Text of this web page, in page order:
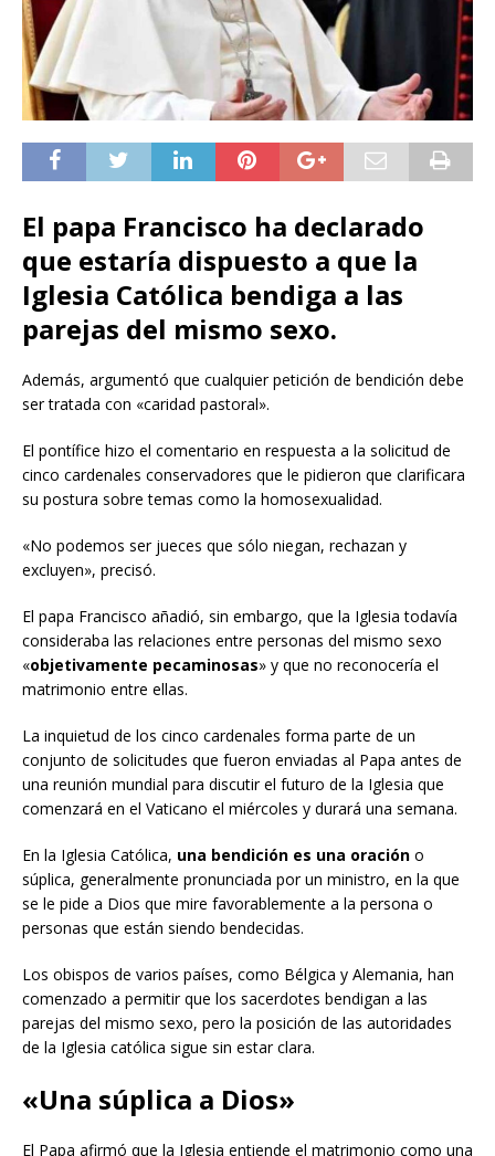
El papa Francisco ha declarado
que estaría dispuesto a que la
Iglesia Católica bendiga a las
parejas del mismo sexo.
Además, argumentó que cualquier petición de bendición debe
ser tratada con «caridad pastoral».
El pontífice hizo el comentario en respuesta a la solicitud de
cinco cardenales conservadores que le pidieron que clarificara
su postura sobre temas como la homosexualidad.
«No podemos ser jueces que sólo niegan, rechazan y
excluyen», precisó.
El papa Francisco añadió, sin embargo, que la Iglesia todavía
consideraba las relaciones entre personas del mismo sexo
«objetivamente pecaminosas» y que no reconocería el
matrimonio entre ellas.
La inquietud de los cinco cardenales forma parte de un
conjunto de solicitudes que fueron enviadas al Papa antes de
una reunión mundial para discutir el futuro de la Iglesia que
comenzará en el Vaticano el miércoles y durará una semana.
En la Iglesia Católica, una bendición es una oración o
súplica, generalmente pronunciada por un ministro, en la que
se le pide a Dios que mire favorablemente a la persona o
personas que están siendo bendecidas.
Los obispos de varios países, como Bélgica y Alemania, han
comenzado a permitir que los sacerdotes bendigan a las
parejas del mismo sexo, pero la posición de las autoridades
de la Iglesia católica sigue sin estar clara.
«Una súplica a Dios»
El Papa afirmó que la Iglesia entiende el matrimonio como una